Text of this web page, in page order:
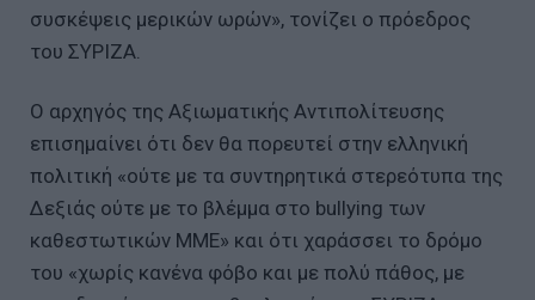
συσκέψεις μερικών ωρών», τονίζει ο πρόεδρος
του ΣΥΡΙΖΑ.
Ο αρχηγός της Αξιωματικής Αντιπολίτευσης
επισημαίνει ότι δεν θα πορευτεί στην ελληνική
πολιτική «ούτε με τα συντηρητικά στερεότυπα της
Δεξιάς ούτε με το βλέμμα στο bullying των
καθεστωτικών ΜΜΕ» και ότι χαράσσει το δρόμο
του «χωρίς κανένα φόβο και με πολύ πάθος, με